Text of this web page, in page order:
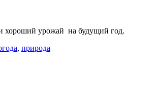
хороший урожай на будущий год.
, природа